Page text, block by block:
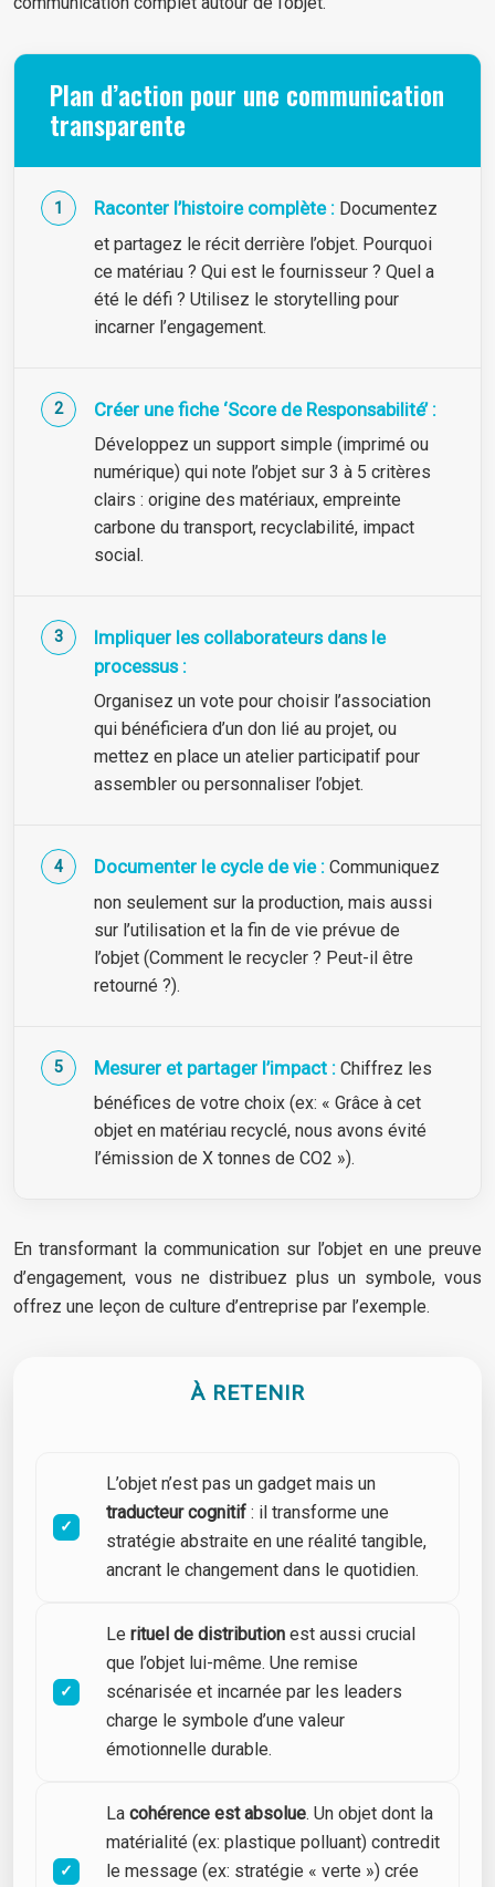
Plan d’action pour une communication
transparente
Raconter l’histoire complète : Documentez
et partagez le récit derrière l’objet. Pourquoi
ce matériau ? Qui est le fournisseur ? Quel a
été le défi ? Utilisez le storytelling pour
incarner l’engagement.
Créer une fiche ‘Score de Responsabilité’ :
Développez un support simple (imprimé ou
numérique) qui note l’objet sur 3 à 5 critères
clairs : origine des matériaux, empreinte
carbone du transport, recyclabilité, impact
social.
Impliquer les collaborateurs dans le
processus :
Organisez un vote pour choisir l’association
qui bénéficiera d’un don lié au projet, ou
mettez en place un atelier participatif pour
assembler ou personnaliser l’objet.
Documenter le cycle de vie : Communiquez
non seulement sur la production, mais aussi
sur l’utilisation et la fin de vie prévue de
l’objet (Comment le recycler ? Peut-il être
retourné ?).
Mesurer et partager l’impact : Chiffrez les
bénéfices de votre choix (ex: « Grâce à cet
objet en matériau recyclé, nous avons évité
l’émission de X tonnes de CO2 »).
En transformant la communication sur l’objet en une preuve
d’engagement, vous ne distribuez plus un symbole, vous
offrez une leçon de culture d’entreprise par l’exemple.
À RETENIR
L’objet n’est pas un gadget mais un
traducteur cognitif : il transforme une
stratégie abstraite en une réalité tangible,
ancrant le changement dans le quotidien.
Le rituel de distribution est aussi crucial
que l’objet lui-même. Une remise
scénarisée et incarnée par les leaders
charge le symbole d’une valeur
émotionnelle durable.
La cohérence est absolue. Un objet dont la
matérialité (ex: plastique polluant) contredit
le message (ex: stratégie « verte ») crée